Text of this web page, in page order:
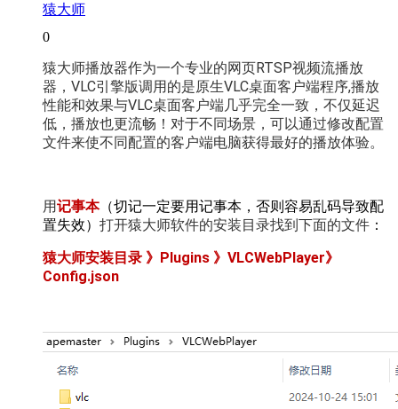
猿大师
0
猿大师播放器作为一个专业的网页RTSP视频流播放
器，VLC引擎版调用的是原生VLC桌面客户端程序,播放
性能和效果与VLC桌面客户端几乎完全一致，不仅延迟
低，播放也更流畅！对于不同场景，可以通过修改配置
文件来使不同配置的客户端电脑获得最好的播放体验。
用记事本（切记一定要用记事本，否则容易乱码导致配
置失效） 打开猿大师软件的安装目录找到下面的文件 ：
猿大师安装目录 》Plugins 》VLCWebPlayer》
Config.json